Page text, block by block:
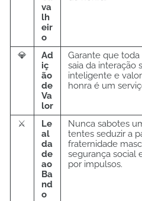
va
lh
eir
o
💎
Ad
iç
ão
de
Va
lor
Garante que
saia da interação
inteligente e
honra é um
⚔️
Le
al
da
de
ao
Ba
nd
o
Nunca sabotes
tentes seduzir a
fraternidade
segurança social
por impulsos.